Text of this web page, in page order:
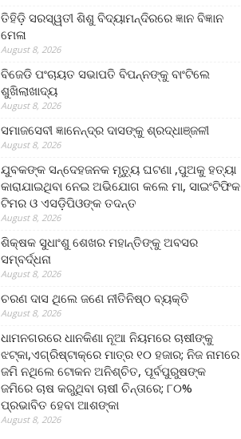
ତିହିଡି଼ ସରସ୍ୱତୀ ଶିଶୁ ବିଦ୍ୟାମନ୍ଦିରରେ ଜ୍ଞାନ ବିଜ୍ଞାନ
ମେଳା
August 8, 2026
ବିଜେଡି ପଂଚାୟତ ସଭାପତି ବିପନ୍ନଙ୍କୁ ବାଂଟିଲେ
ଶୁଖିଲାଖାଦ୍ୟ
August 8, 2026
ସମାଜସେବୀ ଜ୍ଞାନେନ୍ଦ୍ର ଦାସଙ୍କୁ ଶ୍ରଦ୍ଧାଞ୍ଜଳୀ
August 8, 2026
ଯୁବକଙ୍କ ସନ୍ଦେହଜନକ ମୃତ୍ୟୁ ଘଟଣା ,ପୁଅକୁ ହତ୍ୟା
କାରାଯାଇଥିବା ନେଇ ଅଭିଯୋଗ କଲେ ମା, ସାଇଂଟିଫିକ
ଟିମର ଓ ଏସଡ଼ିପିଓଙ୍କ ତଦନ୍ତ
August 8, 2026
ଶିକ୍ଷକ ସୁଧାଂଶୁ ଶେଖର ମହାନ୍ତିଙ୍କୁ ଅବସର
ସମ୍ବର୍ଦ୍ଧନା
August 8, 2026
ଚରଣ ଦାସ ଥିଲେ ଜଣେ ନୀତିନିଷ୍ଠ ବ୍ୟକ୍ତି
August 8, 2026
ଧାମନଗରରେ ଧାନକିଣା ନୂଆ ନିୟମରେ ଚାଷୀଙ୍କୁ
ଝଟ୍‌କା,ଏଗ୍ରିଷ୍ଟାକ୍‌ରେ ମାତ୍ର ୧୦ ହଜାର; ନିଜ ନାମରେ
ଜମି ନଥିଲେ ଟୋକନ ଅନିଶ୍ଚିତ, ପୂର୍ବପୁରୁଷଙ୍କ
ଜମିରେ ଚାଷ କରୁଥିବା ଚାଷୀ ଚିନ୍ତାରେ; ୮୦%
ପ୍ରଭାବିତ ହେବା ଆଶଙ୍କା
August 8, 2026